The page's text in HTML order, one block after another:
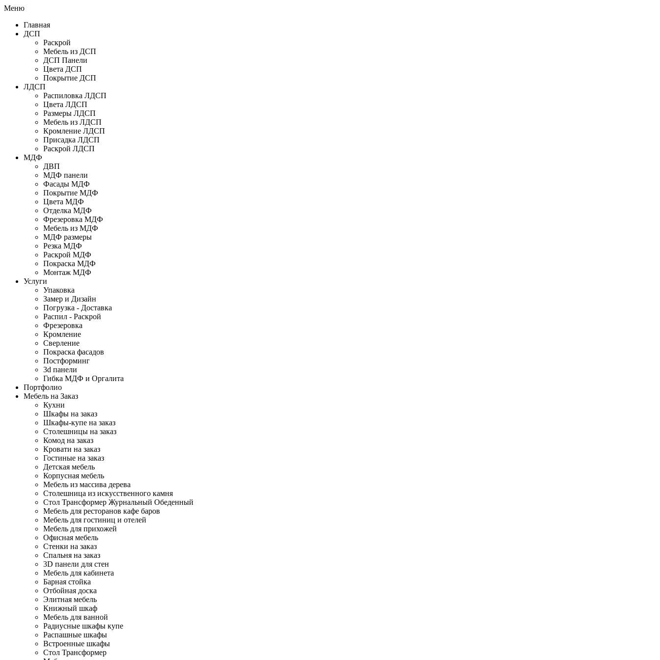
Меню
Главная
ДСП
Раскрой
Мебель из ДСП
ДСП Панели
Цвета ДСП
Покрытие ДСП
ЛДСП
Распиловка ЛДСП
Цвета ЛДСП
Размеры ЛДСП
Мебель из ЛДСП
Кромление ЛДСП
Присадка ЛДСП
Раскрой ЛДСП
МДФ
ДВП
МДФ панели
Фасады МДФ
Покрытие МДФ
Цвета МДФ
Отделка МДФ
Фрезеровка МДФ
Мебель из МДФ
МДФ размеры
Резка МДФ
Раскрой МДФ
Покраска МДФ
Монтаж МДФ
Услуги
Упаковка
Замер и Дизайн
Погрузка - Доставка
Распил - Раскрой
Фрезеровка
Кромление
Сверление
Покраска фасадов
Постформинг
3d панели
Гибка МДФ и Оргалита
Портфолио
Мебель на Заказ
Кухни
Шкафы на заказ
Шкафы-купе на заказ
Столешницы на заказ
Комод на заказ
Кровати на заказ
Гостиные на заказ
Детская мебель
Корпусная мебель
Мебель из массива дерева
Столешница из искусственного камня
Стол Трансформер Журнальный Обеденный
Мебель для ресторанов кафе баров
Мебель для гостиниц и отелей
Мебель для прихожей
Офисная мебель
Стенки на заказ
Спальня на заказ
3D панели для стен
Мебель для кабинета
Барная стойка
Отбойная доска
Элитная мебель
Книжный шкаф
Мебель для ванной
Радиусные шкафы купе
Распашные шкафы
Встроенные шкафы
Стол Трансформер